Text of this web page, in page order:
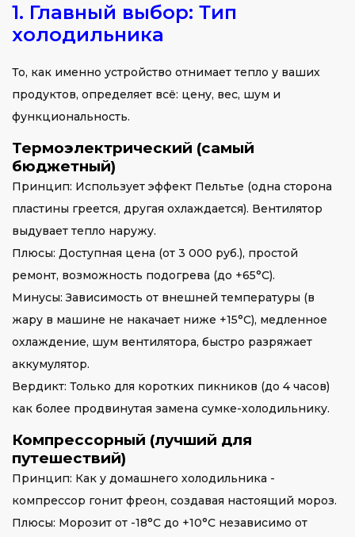
1. Главный выбор: Тип
холодильника
То, как именно устройство отнимает тепло у ваших
продуктов, определяет всё: цену, вес, шум и
функциональность.
Термоэлектрический (самый
бюджетный)
Принцип: Использует эффект Пельтье (одна сторона
пластины греется, другая охлаждается). Вентилятор
выдувает тепло наружу.
Плюсы: Доступная цена (от 3 000 руб.), простой
ремонт, возможность подогрева (до +65°C).
Минусы: Зависимость от внешней температуры (в
жару в машине не накачает ниже +15°C), медленное
охлаждение, шум вентилятора, быстро разряжает
аккумулятор.
Вердикт: Только для коротких пикников (до 4 часов)
как более продвинутая замена сумке-холодильнику.
Компрессорный (лучший для
путешествий)
Принцип: Как у домашнего холодильника -
компрессор гонит фреон, создавая настоящий мороз.
Плюсы: Морозит от -18°C до +10°C независимо от